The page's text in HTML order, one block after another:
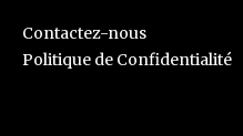
Contactez-nous
Politique de Confidentialité